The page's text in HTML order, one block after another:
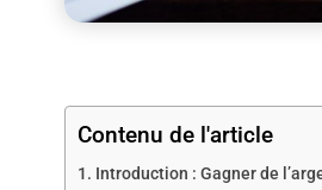
Contenu de l'article
Introduction : Gagner de